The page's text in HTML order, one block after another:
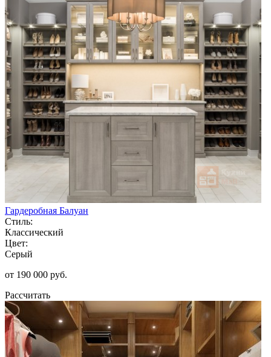
Гардеробная Балуан
Стиль:
Классический
Цвет:
Серый
от 190 000 руб.
Рассчитать